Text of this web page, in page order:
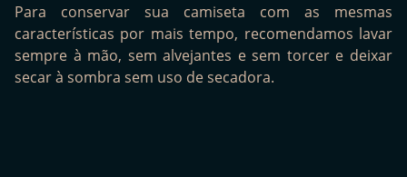
Para conservar sua camiseta com as mesmas
características por mais tempo, recomendamos lavar
sempre à mão, sem alvejantes e sem torcer e deixar
secar à sombra sem uso de secadora.